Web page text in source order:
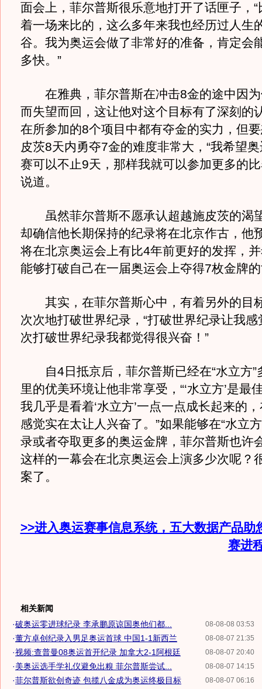
面会上，菲尔普斯很乐意地打开了话匣子，
着一场来比的，这么多年来我也经历过人生
谷。我为奥运会做了非常好的准备，肯定会
多快。”
在雅典，菲尔普斯在冲击8金的途中因为
而失望而回，这让他对这个目标有了深刻的
在所参加的8个项目中都有夺金的实力，但
皮茨8天内勇夺7金的难度非常大，“我希望
赛可以不止9天，那样我就可以参加更多的
说道。
虽然菲尔普斯不愿承认超越施皮茨的渴
却确信他长期保持的纪录将在北京作古，他
将在北京奥运会上有比4年前更好的发挥，
能够打破自己在一届奥运会上夺得7枚金牌
其实，在菲尔普斯心中，有着另外的目
次次地打破世界纪录，“打破世界纪录让我
次打破世界纪录我都觉得很兴奋！”
自4日抵京后，菲尔普斯已经在“水立方”
里的优美环境让他非常享受，“‘水立方’是最
我几乎是看着‘水立方’一点一点成长起来的
感觉实在太让人兴奋了。”如果能够在“水立
录或者夺取更多的奥运金牌，菲尔普斯也许
这样的一幕会在北京奥运会上演多少次呢？
案了。
>>进入奥运赛事信息系统，五大数据产品助
赛进
相关新闻
08-08-08 03:53
·破奥运零进球纪录 李承鹏原谅国奥他们都...
08-08-07 21:35
·董方卓创纪录入男足奥运首球 中国1-1新西兰
08-08-07 20:40
·视频:查普曼08奥运首开纪录 加拿大2-1阿根廷
08-08-07 14:15
·美奥运选手学礼仪避免出糗 菲尔普斯尝试...
08-08-07 06:16
·菲尔普斯欲创奇迹 包揽八金成为奥运终极目标